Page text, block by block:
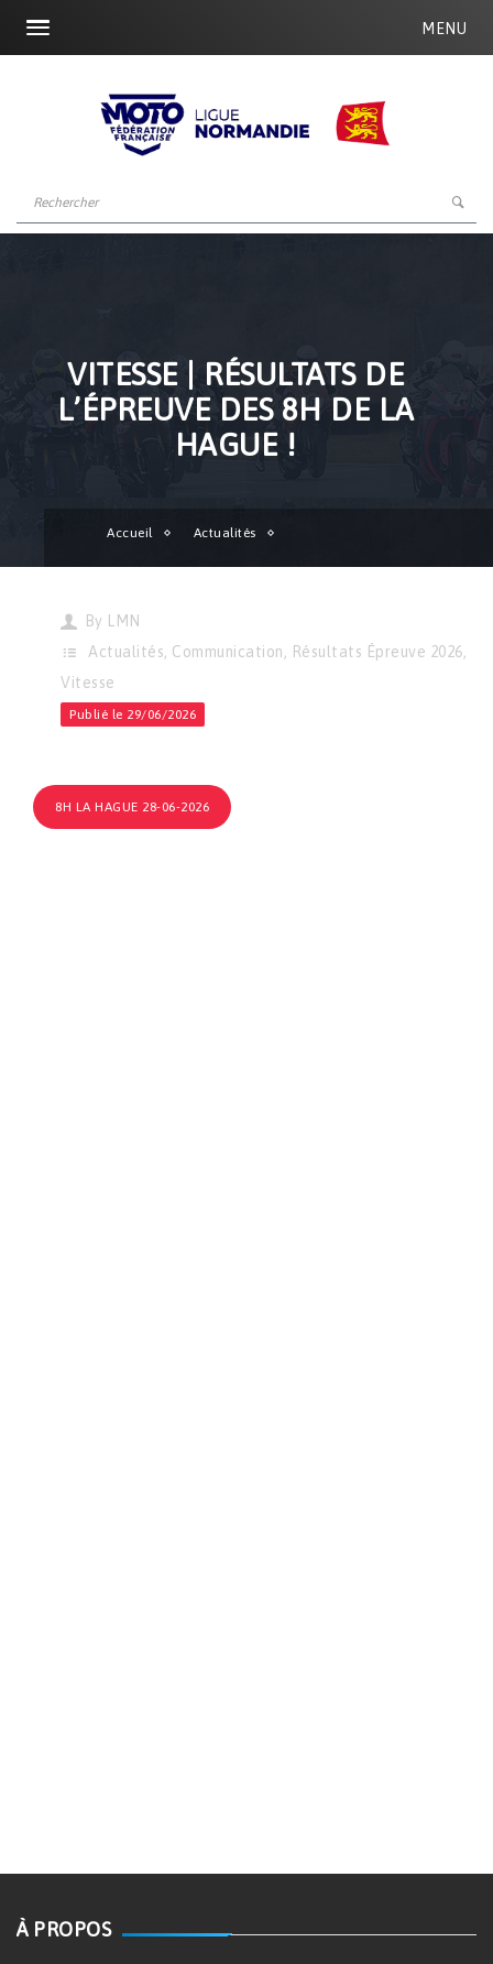
MENU
VITESSE | RÉSULTATS DE
L’ÉPREUVE DES 8H DE LA
HAGUE !
Accueil Actualités
By
LMN
Actualités Communication Résultats Épreuve 2026
Vitesse
Publié le 29/06/2026
8H LA HAGUE 28-06-2026
À PROPOS